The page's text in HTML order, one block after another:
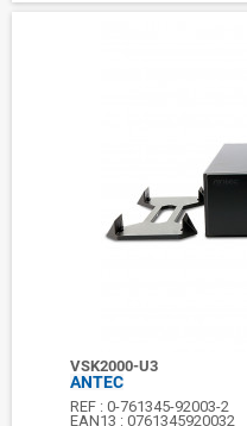
VSK2000-U3
ANTEC
REF :0-761345-92003-2
EAN13 :0761345920032